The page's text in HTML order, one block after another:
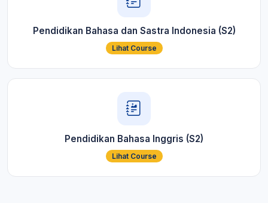
Pendidikan Bahasa dan Sastra Indonesia (S2)
Lihat Course
Pendidikan Bahasa Inggris (S2)
Lihat Course